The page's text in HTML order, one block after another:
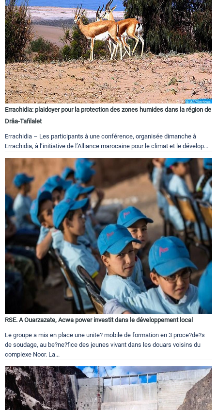
Errachidia: plaidoyer pour la protection des zones humides dans la région de
Drâa-Tafilalet
Errachidia – Les participants à une conférence, organisée dimanche à
Errachidia, à l’initiative de l’Alliance marocaine pour le climat et le dévelop...
RSE. A Ouarzazate, Acwa power investit dans le développement local
Le groupe a mis en place une unite? mobile de formation en 3 proce?de?s
de soudage, au be?ne?fice des jeunes vivant dans les douars voisins du
complexe Noor. La...